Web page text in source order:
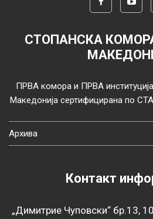
СТОПАНСКА
ПРВА комора и ПРВА
Македонија сертифицирана по
Архива
Контакт
„Димитрие Чуповски“ бр.13,